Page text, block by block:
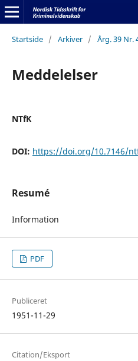
Startside / Arkiver / Årg. 39 Nr.
Meddelelser
NTfK
DOI: https://doi.org/10.7146/
Resumé
Information
PDF
Publiceret
1951-11-29
Citation/Eksport